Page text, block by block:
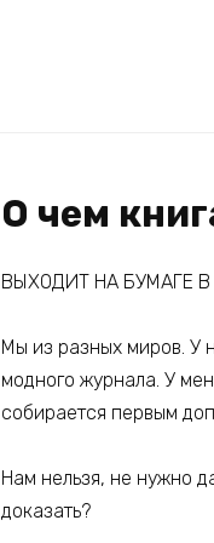
О чем
ВЫХОДИТ НА БУМАГЕ
Мы из разных миров. У
модного журнала. У
собирается первым
Нам нельзя, не нужно
доказать?